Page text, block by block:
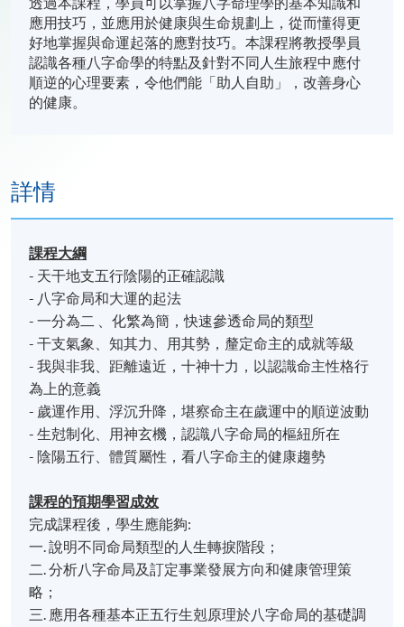
應用技巧，並應用於健康與生命規劃上，從而懂得更
好地掌握與命運起落的應對技巧。本課程將教授學員
認識各種八字命學的特點及針對不同人生旅程中應付
順逆的心理要素，令他們能「助人自助」，改善身心
的健康。
詳情
課程大綱
- 天干地支五行陰陽的正確認識
- 八字命局和大運的起法
- 一分為二 、化繁為簡，快速參透命局的類型
- 干支氣象、知其力、用其勢，釐定命主的成就等級
- 我與非我、距離遠近，十神十力，以認識命主性格行
為上的意義
- 歲運作用、浮沉升降，堪察命主在歲運中的順逆波動
- 生尅制化、用神玄機，認識八字命局的樞紐所在
- 陰陽五行、體質屬性，看八字命主的健康趨勢
課程的預期學習成效
完成課程後，學生應能夠:
一. 說明不同命局類型的人生轉捩階段；
二. 分析八字命局及訂定事業發展方向和健康管理策
略；
三. 應用各種基本正五行生剋原理於八字命局的基礎調